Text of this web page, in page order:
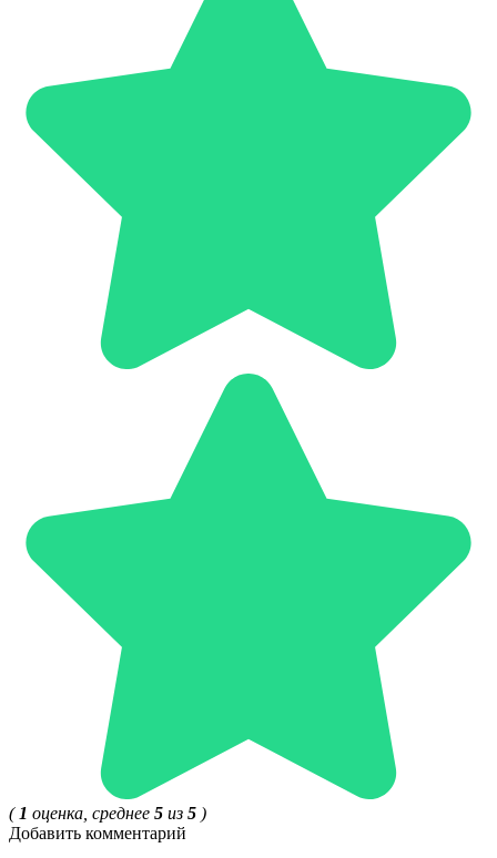
( 1 оценка, среднее 5 из 5 )
Добавить комментарий